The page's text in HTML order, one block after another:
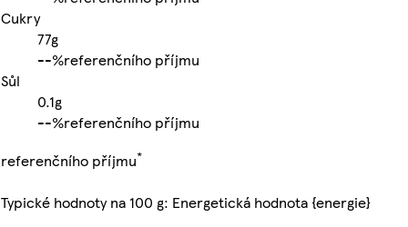
Cukry
77g
--%referenčního příjmu
Sůl
0.1g
--%referenčního příjmu
referenčního příjmu*
Typické hodnoty na 100 g: Energetická hodnota {energie}